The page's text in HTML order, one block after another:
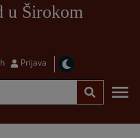
u Širokom
Prijava